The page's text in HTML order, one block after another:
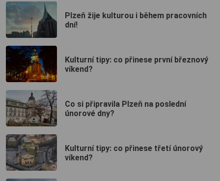
Plzeň žije kulturou i během pracovních
dní!
Kulturní tipy: co přinese první březnový
víkend?
Co si připravila Plzeň na poslední
únorové dny?
Kulturní tipy: co přinese třetí únorový
víkend?